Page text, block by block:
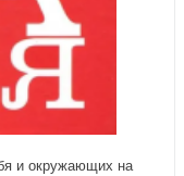
и окружающих на